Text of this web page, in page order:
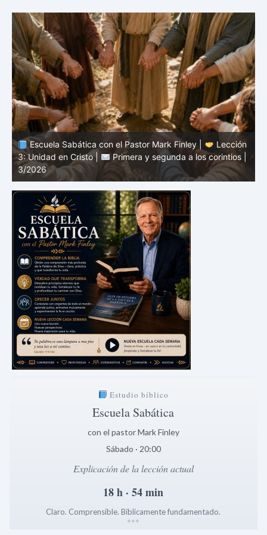
Escuela Sabática con el Pastor Mark Finley |
Lección
2: El mensaje de la cruz |
Primera y segunda a los
corintios | 3/2026
Estudio bíblico
Escuela Sabática
con el pastor Mark Finley
Sábado · 20:00
Explicación de la lección actual
18 h · 54 min
Claro. Comprensible. Bíblicamente fundamentado.
***